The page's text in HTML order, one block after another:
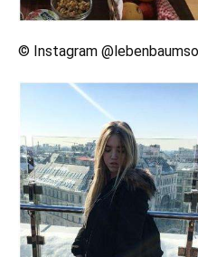
© Instagram